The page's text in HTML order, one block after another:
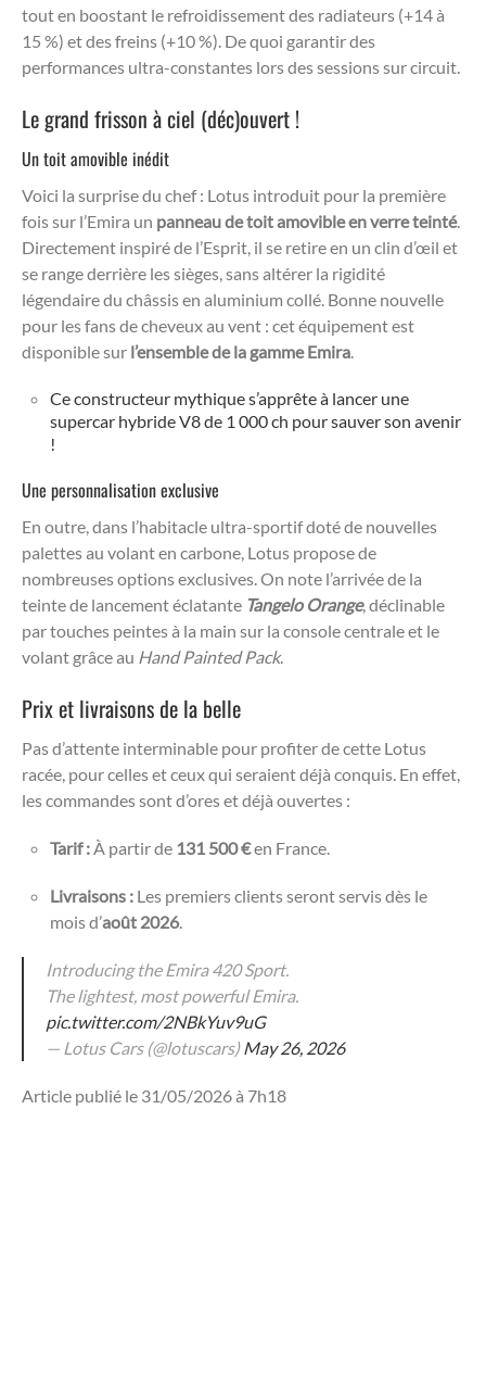
tout en boostant le refroidissement des radiateurs (+14 à
15 %) et des freins (+10 %). De quoi garantir des
performances ultra-constantes lors des sessions sur circuit.
Le grand frisson à ciel (déc)ouvert !
Un toit amovible inédit
Voici la surprise du chef : Lotus introduit pour la première
fois sur l’Emira un panneau de toit amovible en verre teinté.
Directement inspiré de l’Esprit, il se retire en un clin d’œil et
se range derrière les sièges, sans altérer la rigidité
légendaire du châssis en aluminium collé. Bonne nouvelle
pour les fans de cheveux au vent : cet équipement est
disponible sur l’ensemble de la gamme Emira.
Ce constructeur mythique s’apprête à lancer une
supercar hybride V8 de 1 000 ch pour sauver son avenir
!
Une personnalisation exclusive
En outre, dans l’habitacle ultra-sportif doté de nouvelles
palettes au volant en carbone, Lotus propose de
nombreuses options exclusives. On note l’arrivée de la
teinte de lancement éclatante Tangelo Orange, déclinable
par touches peintes à la main sur la console centrale et le
volant grâce au Hand Painted Pack.
Prix et livraisons de la belle
Pas d’attente interminable pour profiter de cette Lotus
racée, pour celles et ceux qui seraient déjà conquis. En effet,
les commandes sont d’ores et déjà ouvertes :
Tarif :À partir de 131 500 €en France.
Livraisons : Les premiers clients seront servis dès le
mois d’août 2026.
Introducing the Emira 420 Sport.
The lightest, most powerful Emira.
pic.twitter.com/2NBkYuv9uG
— Lotus Cars (@lotuscars)May 26, 2026
Article publié le 31/05/2026 à 7h18